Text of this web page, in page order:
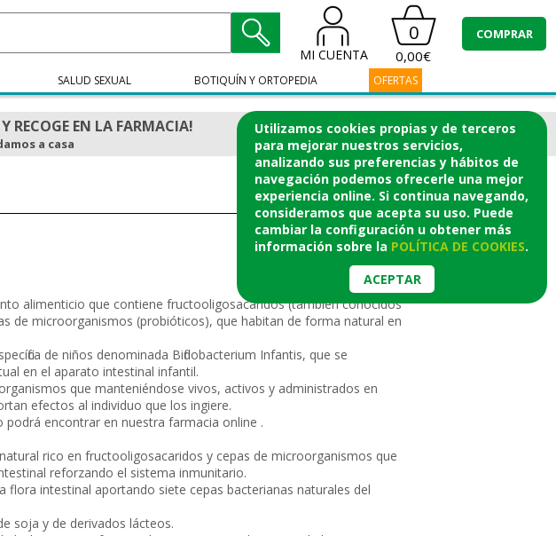
Utilizamos cookies propias y de terceros
para mejorar nuestros servicios,
analizando sus preferencias y hábitos de
navegación podemos ofrecerle una mejor
experiencia online. Si continua navegando,
consideramos que acepta su uso. Puede
cambiar la configuración u obtener más
información sobre la POLÍTICA DE COOKIES.
ACEPTAR
MI CUENTA
0
0,00€
COMPRAR
SALUD SEXUAL BOTIQUÍN Y ORTOPEDIA OFERTAS
RECOGE EN LA FARMACIA!
a casa
alimenticio que contiene fructooligosacáridos (también conocidos
de microorganismos (probióticos), que habitan de forma natural en
de niños denominada Bifidobacterium Infantis, que se
en el aparato intestinal infantil.
que manteniéndose vivos, activos y administrados en
efectos al individuo que los ingiere.
podrá encontrar en nuestra farmacia online .
rico en fructooligosacaridos y cepas de microorganismos que
reforzando el sistema inmunitario.
flora intestinal aportando siete cepas bacterianas naturales del
soja y de derivados lácteos.